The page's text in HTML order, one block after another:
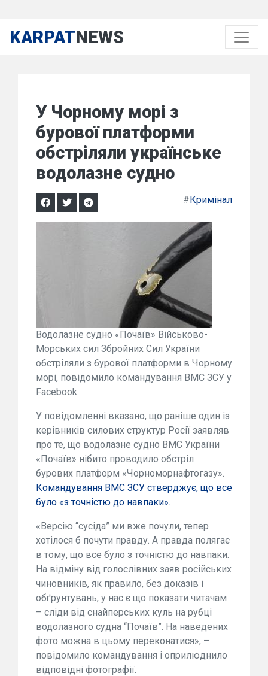
KARPATNEWS
У Чорному морі з
бурової платформи
обстріляли українське
водолазне судно
#Кримінал
Водолазне судно «Почаїв» Військово-
Морських сил Збройних Сил України
обстріляли з бурової платформи в Чорному
морі, повідомило командування ВМС ЗСУ у
Facebook.
У повідомленні вказано, що раніше один із
керівників силових структур Росії заявляв
про те, що водолазне судно ВМС України
«Почаїв» нібито проводило обстріл
бурових платформ «Чорноморнафтогазу».
Командування ВМС ЗСУ стверджує, що все
було «з точністю до навпаки».
«Версію “сусіда” ми вже почули, тепер
хотілося б почути правду. А правда полягає
в тому, що все було з точністю до навпаки.
На відміну від голослівних заяв російських
чиновників, як правило, без доказів і
обґрунтувань, у нас є що показати читачам
– сліди від снайперських куль на рубці
водолазного судна “Почаїв”. На наведених
фото можна в цьому переконатися», –
повідомило командування і оприлюднило
відповідні фотографії.